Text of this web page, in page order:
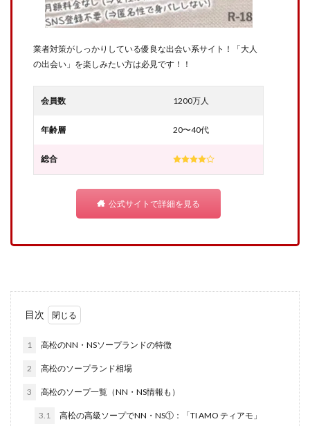
業者対策がしっかりしている優良な出会い系サイト！「大人
の出会い」を楽しみたい方は必見です！！
会員数 1200万人
年齢層 20〜40代
総合
公式サイトで詳細を見る
目次
1 高松のNN・NSソープランドの特徴
2 高松のソープランド相場
3 高松のソープ一覧（NN・NS情報も）
3.1 高松の高級ソープでNN・NS①：「TI AMO ティアモ」